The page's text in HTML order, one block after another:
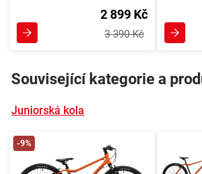
2 899 Kč
3 390 Kč
Související kategorie a
Juniorská kola
-9%